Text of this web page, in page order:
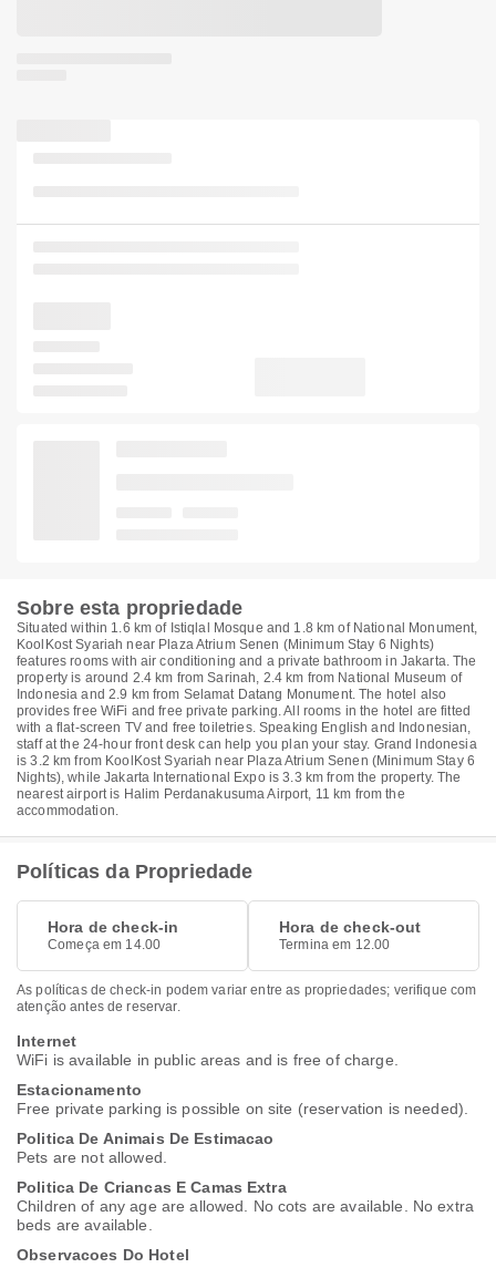
Sobre esta propriedade
Situated within 1.6 km of Istiqlal Mosque and 1.8 km of National Monument,
KoolKost Syariah near Plaza Atrium Senen (Minimum Stay 6 Nights)
features rooms with air conditioning and a private bathroom in Jakarta. The
property is around 2.4 km from Sarinah, 2.4 km from National Museum of
Indonesia and 2.9 km from Selamat Datang Monument. The hotel also
provides free WiFi and free private parking. All rooms in the hotel are fitted
with a flat-screen TV and free toiletries. Speaking English and Indonesian,
staff at the 24-hour front desk can help you plan your stay. Grand Indonesia
is 3.2 km from KoolKost Syariah near Plaza Atrium Senen (Minimum Stay 6
Nights), while Jakarta International Expo is 3.3 km from the property. The
nearest airport is Halim Perdanakusuma Airport, 11 km from the
accommodation.
Políticas da Propriedade
Hora de check-in
Começa em 14.00
Hora de check-out
Termina em 12.00
As políticas de check-in podem variar entre as propriedades; verifique com
atenção antes de reservar.
Internet
WiFi is available in public areas and is free of charge.
Estacionamento
Free private parking is possible on site (reservation is needed).
Politica De Animais De Estimacao
Pets are not allowed.
Politica De Criancas E Camas Extra
Children of any age are allowed. No cots are available. No extra
beds are available.
Observacoes Do Hotel